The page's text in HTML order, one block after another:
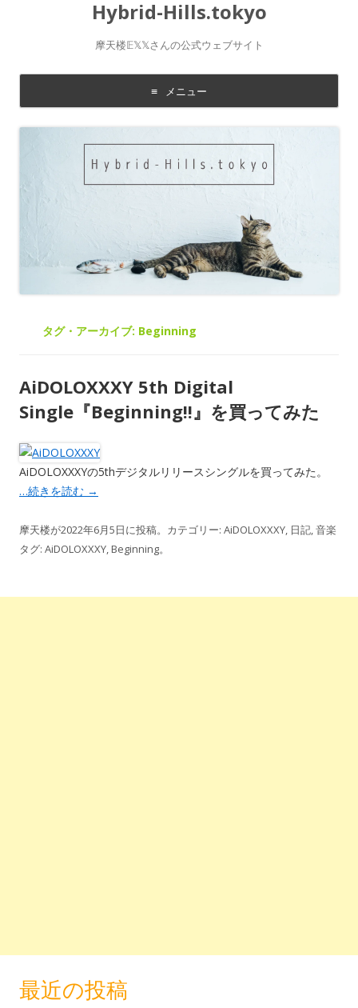
Hybrid-Hills.tokyo
摩天楼𝔼𝕏𝕏さんの公式ウェブサイト
メニュー
コ
ン
動
タグ・アーカイブ: Beginning
AiDOLOXXXY 5th Digital
Single『Beginning!!』を買ってみた
AiDOLOXXXYの5thデジタルリリースシングルを買ってみた。
…続きを読む →
摩天楼が2022年6月5日に投稿。カテゴリー: AiDOLOXXXY, 日記,音楽
タグ: AiDOLOXXXY,Beginning。
最近の投稿